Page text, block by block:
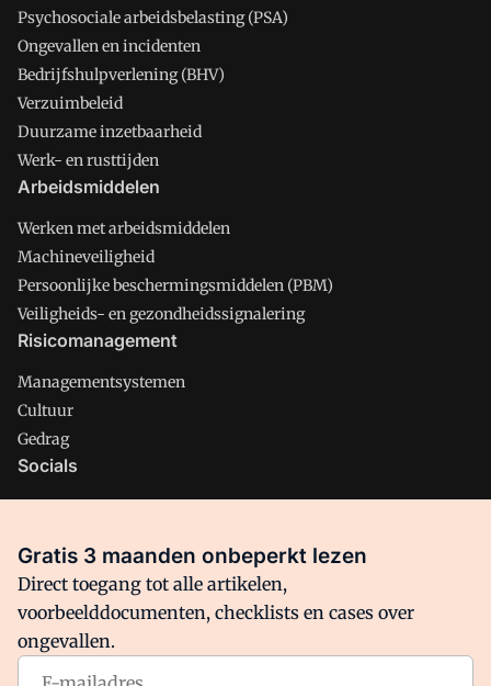
Psychosociale arbeidsbelasting (PSA)
Ongevallen en incidenten
Bedrijfshulpverlening (BHV)
Verzuimbeleid
Duurzame inzetbaarheid
Werk- en rusttijden
Arbeidsmiddelen
Werken met arbeidsmiddelen
Machineveiligheid
Persoonlijke beschermingsmiddelen (PBM)
Veiligheids- en gezondheidssignalering
Risicomanagement
Managementsystemen
Cultuur
Gedrag
Socials
Facebook
Arbo is onderdeel van VMN media. Lees inons manifestwaar
Gratis 3 maanden onbeperkt lezen
Direct toegang tot alle artikelen,
voorbeelddocumenten, checklists en cases over
ongevallen.